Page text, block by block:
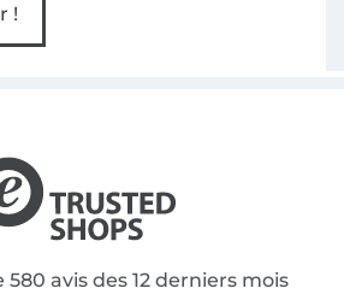
!
580 avis des 12 derniers mois